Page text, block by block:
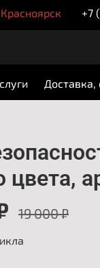
+7
Доставка,
цвета,
19 000 ₽